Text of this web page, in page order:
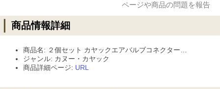
商品名: ２個セット カヤックエアバルブコネクター…
ジャンル: カヌー・カヤック
商品詳細ページ: URL